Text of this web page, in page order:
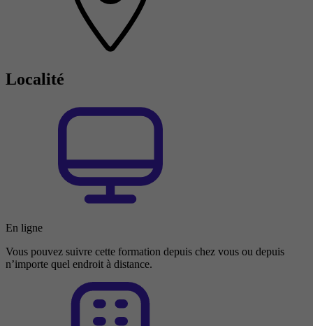
Localité
En ligne
Vous pouvez suivre cette formation depuis chez vous ou depuis
n’importe quel endroit à distance.